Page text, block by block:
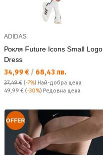
ADIDAS
Рокля Future Icons Small Logo
Dress
Текуща цена:
34,99 € / 68,43 лв.
37,49 € (-7%) Най-добра цена
Редовна цена:
49,99 € (-30%) Редовна цена
OFFER